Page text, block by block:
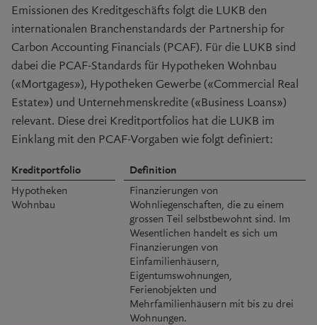
Emissionen des Kreditgeschäfts folgt die LUKB den
internationalen Branchenstandards der Partnership for
Carbon Accounting Financials (PCAF). Für die LUKB sind
dabei die PCAF-Standards für Hypotheken Wohnbau
(«Mortgages»), Hypotheken Gewerbe («Commercial Real
Estate») und Unternehmenskredite («Business Loans»)
relevant. Diese drei Kreditportfolios hat die LUKB im
Einklang mit den PCAF-Vorgaben wie folgt definiert:
Kreditportfolio
Definition
Hypotheken
Wohnbau
Finanzierungen von
Wohnliegenschaften, die zu einem
grossen Teil selbstbewohnt sind. Im
Wesentlichen handelt es sich um
Finanzierungen von
Einfamilienhäusern,
Eigentumswohnungen,
Ferienobjekten und
Mehrfamilienhäusern mit bis zu drei
Wohnungen.